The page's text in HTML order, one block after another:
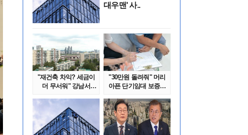
대우맨' 사..
"재건축 차익? 세금이
더 무서워" 강남서
"30만원 돌려줘" 머리
아픈 단기임대 보증금